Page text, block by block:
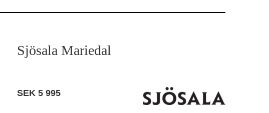
Sjösala Mariedal
SEK 5 995